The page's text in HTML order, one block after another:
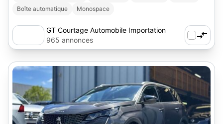
Boîte automatique
Monospace
GT Courtage Automobile Importation
965 annonces